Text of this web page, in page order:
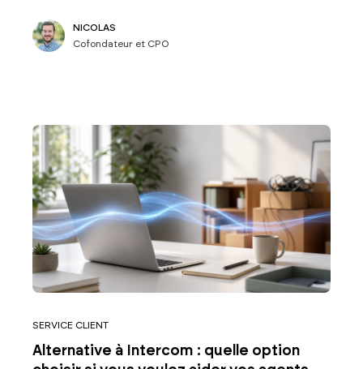
NICOLAS
Cofondateur et CPO
SERVICE CLIENT
Alternative à Intercom : quelle option